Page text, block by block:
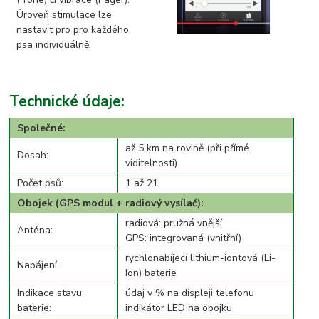
Úroveň stimulace lze
nastavit pro pro každého
psa individuálně.
Technické údaje:
Společné:
Dosah:
až 5 km na rovině (při přímé
viditelnosti)
Počet psů:
1 až 21
Obojek (GPS modul + radiový vysílač):
Anténa:
radiová: pružná vnější
GPS: integrovaná (vnitřní)
Napájení:
rychlonabíjecí lithium-iontová (Li-
Ion) baterie
Indikace stavu
baterie:
údaj v % na displeji telefonu
indikátor LED na obojku